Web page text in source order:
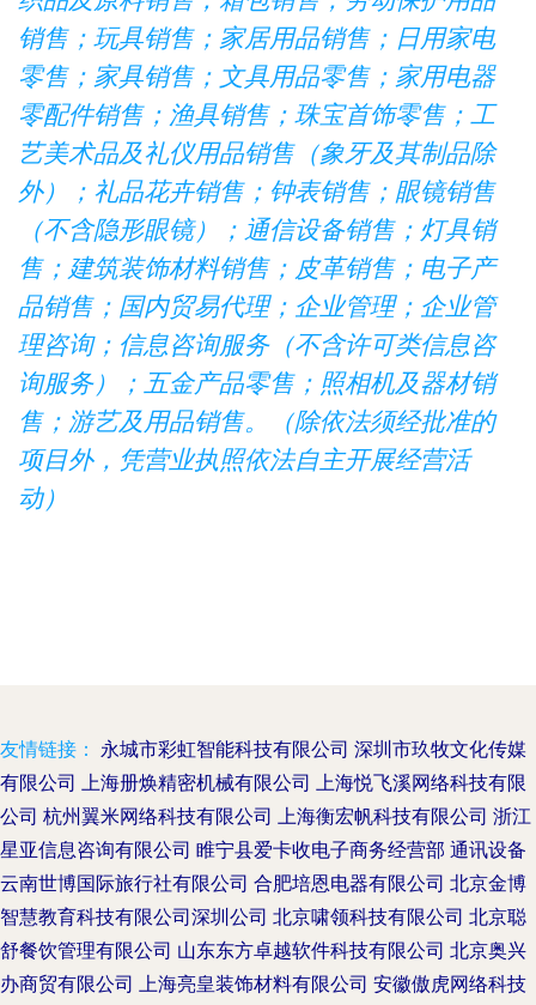
销售；玩具销售；家居用品销售；日用家电
零售；家具销售；文具用品零售；家用电器
零配件销售；渔具销售；珠宝首饰零售；工
艺美术品及礼仪用品销售（象牙及其制品除
外）；礼品花卉销售；钟表销售；眼镜销售
（不含隐形眼镜）；通信设备销售；灯具销
售；建筑装饰材料销售；皮革销售；电子产
品销售；国内贸易代理；企业管理；企业管
理咨询；信息咨询服务（不含许可类信息咨
询服务）；五金产品零售；照相机及器材销
售；游艺及用品销售。（除依法须经批准的
项目外，凭营业执照依法自主开展经营活
动）
友情链接： 永城市彩虹智能科技有限公司 深圳市玖牧文化传媒
有限公司 上海册焕精密机械有限公司 上海悦飞溪网络科技有限
公司 杭州翼米网络科技有限公司 上海衡宏帆科技有限公司 浙江
星亚信息咨询有限公司 睢宁县爱卡收电子商务经营部 通讯设备
云南世博国际旅行社有限公司 合肥培恩电器有限公司 北京金博
智慧教育科技有限公司深圳公司 北京啸领科技有限公司 北京聪
舒餐饮管理有限公司 山东东方卓越软件科技有限公司 北京奥兴
办商贸有限公司 上海亮皇装饰材料有限公司 安徽傲虎网络科技